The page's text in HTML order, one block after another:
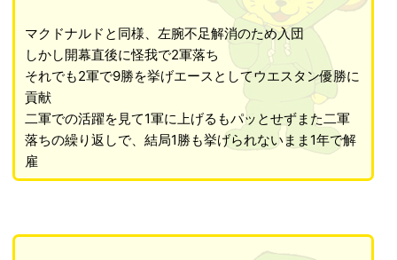
マクドナルドと同様、左腕不足解消のため入団
しかし開幕直後に怪我で2軍落ち
それでも2軍で9勝を挙げエースとしてウエスタン優勝に
貢献
二軍での活躍を見て1軍に上げるもパッとせずまた二軍
落ちの繰り返しで、結局1勝も挙げられないまま1年で解
雇